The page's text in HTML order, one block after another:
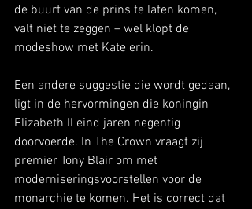
de buurt van de prins te laten komen,
valt niet te zeggen – wel klopt de
modeshow met Kate erin.
Een andere suggestie die wordt gedaan,
ligt in de hervormingen die koningin
Elizabeth II eind jaren negentig
doorvoerde. In The Crown vraagt zij
premier Tony Blair om met
moderniseringsvoorstellen voor de
monarchie te komen. Het is correct dat